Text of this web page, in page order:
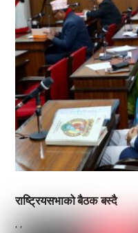
राष्ट्रियसभाको बैठक बस्दै
, ,